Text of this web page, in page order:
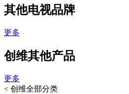
其他电视品牌
更多
创维其他产品
更多
< 创维全部分类